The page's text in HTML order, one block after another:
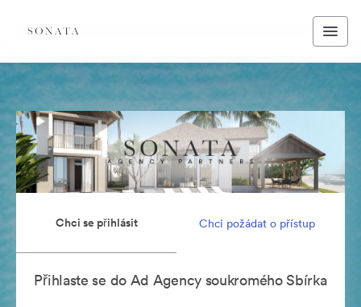
Chci se přihlásit Chci požádat o přístup
Přihlaste se do Ad Agency soukromého Sbírka